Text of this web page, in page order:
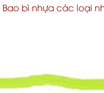
Bao bì nhựa các loại